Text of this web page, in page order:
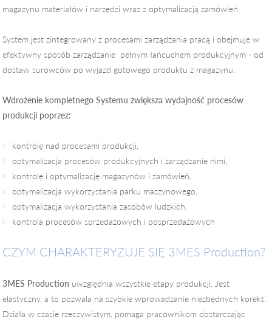
magazynu materiałów i narzędzi wraz z optymalizacją zamówień.
System jest zintegrowany z procesami zarządzania pracą i obejmuje w
efektywny sposób zarządzanie pełnym łańcuchem produkcyjnym - od
dostaw surowców po wyjazd gotowego produktu z magazynu.
Wdrożenie kompletnego Systemu zwiększa wydajność procesów
produkcji poprzez:
kontrolę nad procesami produkcji,
optymalizacja procesów produkcyjnych i zarządzanie nimi,
kontrolę i optymalizację magazynów i zamówień,
optymalizacja wykorzystania parku maszynowego,
optymalizacja wykorzystania zasobów ludzkich,
kontrola procesów sprzedażowych i posprzedażowych
CZYM CHARAKTERYZUJE SIĘ 3MES Production?
3MES Production uwzględnia wszystkie etapy produkcji. Jest
elastyczny, a to pozwala na szybkie wprowadzanie niezbędnych korekt.
Działa w czasie rzeczywistym, pomaga pracownikom dostarczając